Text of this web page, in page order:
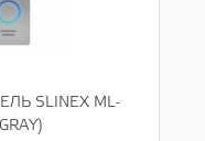
SLINEX ML-